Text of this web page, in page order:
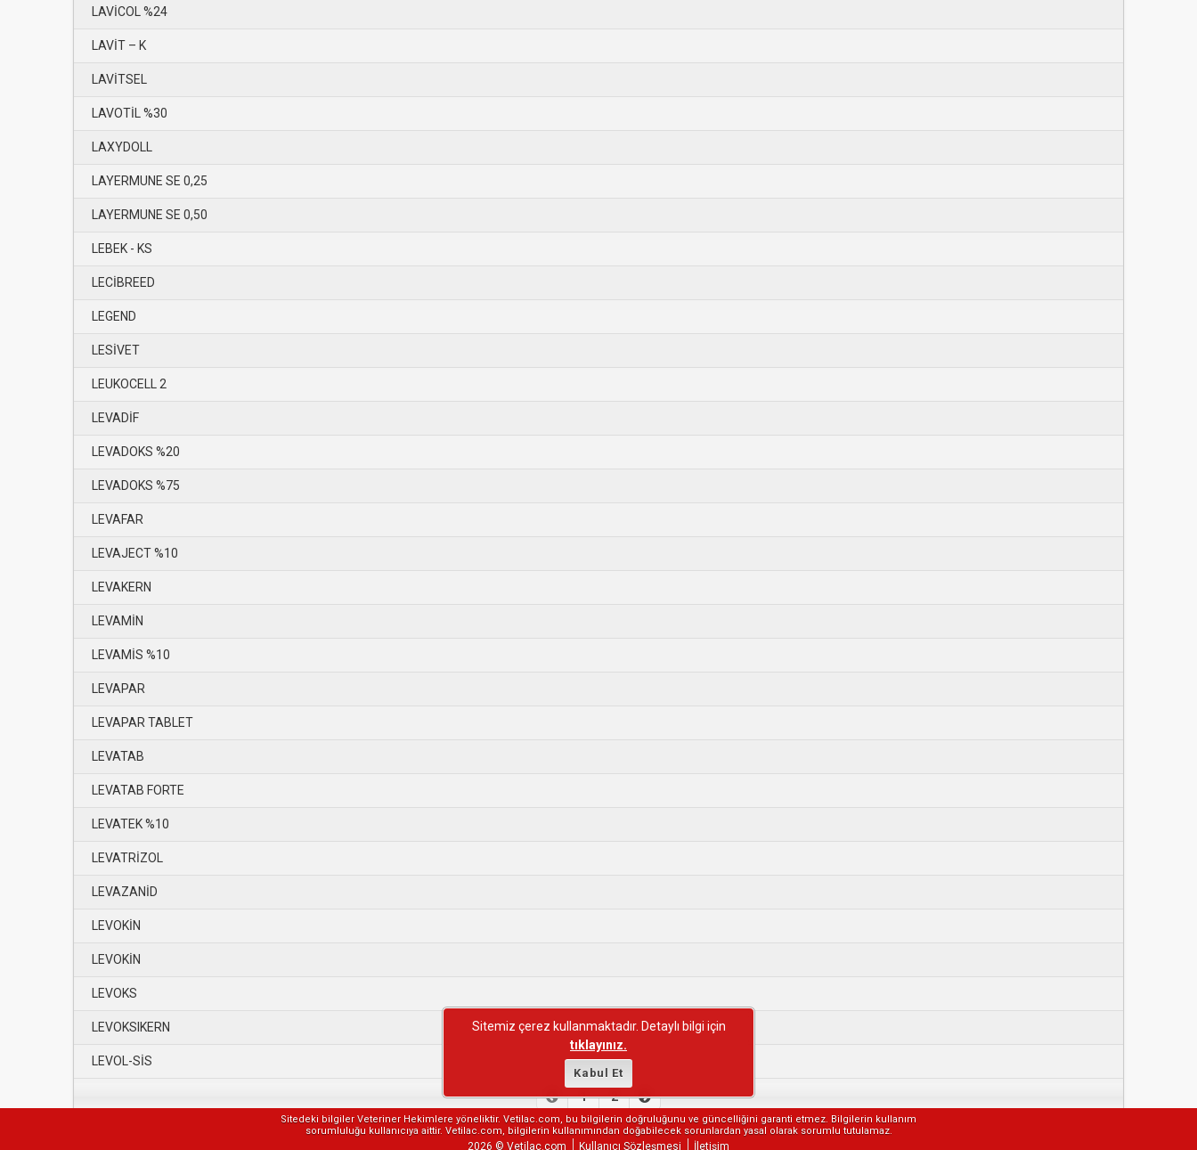
LAVİCOL %24
LAVİT – K
LAVİTSEL
LAVOTİL %30
LAXYDOLL
LAYERMUNE SE 0,25
LAYERMUNE SE 0,50
LEBEK - KS
LECİBREED
LEGEND
LESİVET
LEUKOCELL 2
LEVADİF
LEVADOKS %20
LEVADOKS %75
LEVAFAR
LEVAJECT %10
LEVAKERN
LEVAMİN
LEVAMİS %10
LEVAPAR
LEVAPAR TABLET
LEVATAB
LEVATAB FORTE
LEVATEK %10
LEVATRİZOL
LEVAZANİD
LEVOKİN
LEVOKİN
LEVOKS
LEVOKSIKERN
LEVOL-SİS
1 2
Sitedeki bilgiler Veteriner Hekimlere yöneliktir. Vetilac.com, bu bilgilerin doğruluğunu ve güncelliğini garanti etmez. Bilgilerin kullanım
sorumluluğu kullanıcıya aittir. Vetilac.com, bilgilerin kullanımından doğabilecek sorunlardan yasal olarak sorumlu tutulamaz.
2026 © Vetilac.com Kullanıcı Sözleşmesi İletişim
Sitemiz çerez kullanmaktadır. Detaylı bilgi için
tıklayınız.
Kabul Et